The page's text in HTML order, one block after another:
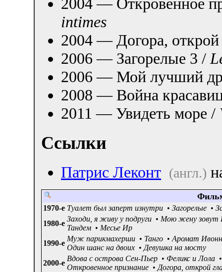
intimes
2004 — Догора, открой
2006 — Загорелые 3 /
2006 — Мой лучший
2008 — Война
2011 — Увидеть море /
Ссылки
Патрис Леконт (англ.)
1970-е Туалет был заперт изнутри • Загорелые •
1980-е
Заходи, я живу у подруги • Мою жену зовут
Тандем • Месье Ир
1990-е
Муж парикмахерши • Танго • Аромат Ивонн
Один шанс на двоих • Девушка на мосту
2000-е
Вдова с острова Сен-Пьер • Феликс и Лола •
Откровенное признание • Догора, открой